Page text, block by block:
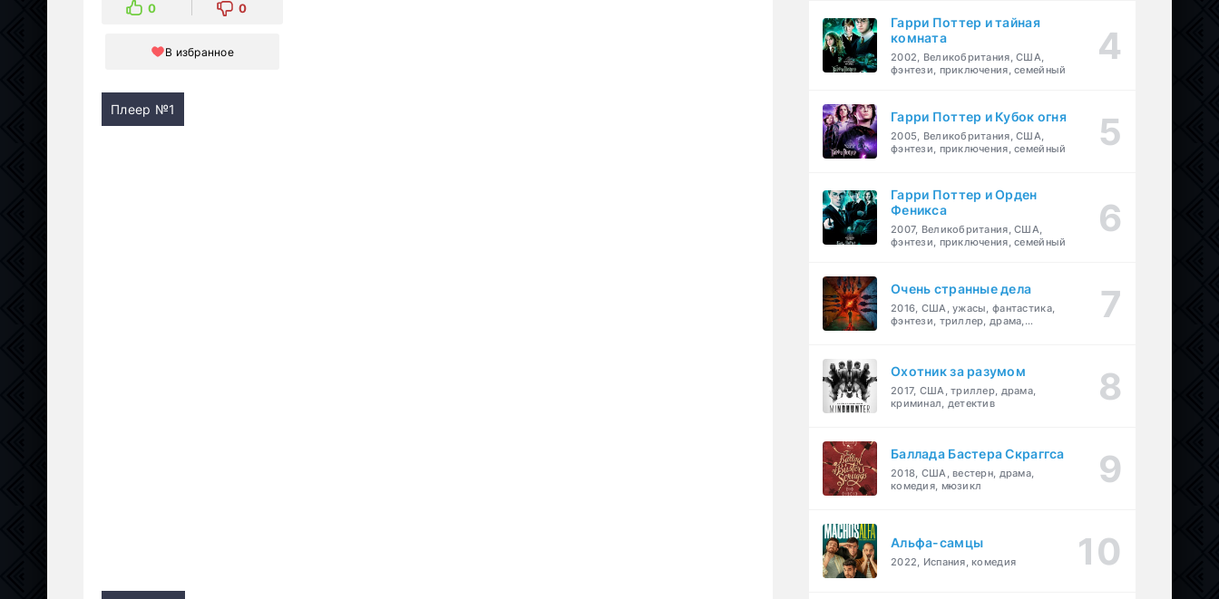
0 0
В избранное
Плеер №1
Гарри Поттер и тайная
комната
2002, Великобритания, США,
фэнтези, приключения, семейный
Гарри Поттер и Кубок огня
2005, Великобритания, США,
фэнтези, приключения, семейный
Гарри Поттер и Орден
Феникса
2007, Великобритания, США,
фэнтези, приключения, семейный
Очень странные дела
2016, США, ужасы, фантастика,
фэнтези, триллер, драма,
Охотник за разумом
2017, США, триллер, драма,
криминал, детектив
Баллада Бастера Скраггса
2018, США, вестерн, драма,
комедия, мюзикл
Альфа-самцы
2022, Испания, комедия